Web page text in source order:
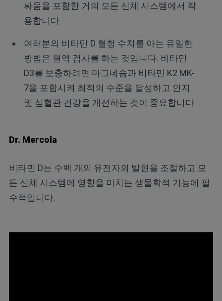
싸움을 포함한 거의 모든 신체 시스템에서 작
용합니다
여러분의 비타민 D 혈청 수치를 아는 유일한
방법은 혈액 검사를 하는 것입니다. 비타민
D3를 보충하려면 마그네슘과 비타민 K2 MK-
7을 포함시켜 최적의 수준을 달성하고 인지
및 심혈관 건강을 개선하는 것이 중요합니다
Dr. Mercola
비타민 D는 수백 개의 유전자의 발현을 조절하고 모
든 신체 시스템에 영향을 미치는 생물학적 기능에 필
수적입니다.